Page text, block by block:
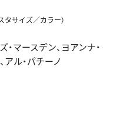
サイズ／カラー）
・マースデン、ヨアンナ・
アル・パチーノ